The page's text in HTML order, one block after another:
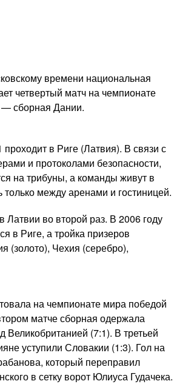
времени национальная
четвертый матч на чемпионате
сборная Дании.
в Риге (Латвия). В связи с
и протоколами безопасности,
на трибуны, а команды живут в
между аренами и гостиницей.
Латвии во второй раз. В 2006 году
в Риге, а тройка призеров
(золото), Чехия (серебро),
на чемпионате мира победой
матче сборная одержала
Великобританией (7:1). В третьей
уступили Словакии (1:3). Гол на
который переправил
в сетку ворот Юлиуса Гудачека.